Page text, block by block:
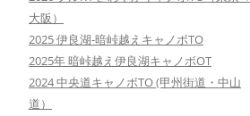
大阪）
2025 伊良湖-暗峠越えキャノボTO
2025年 暗峠越え伊良湖キャノボOT
2024 中央道キャノボTO (甲州街道・中山
道）